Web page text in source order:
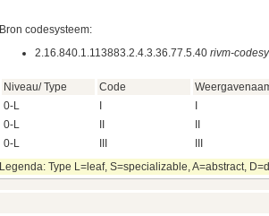
Bron codesysteem:
2.16.840.1.113883.2.4.3.36.77.5.40 rivm-
Niveau/ Type Code
0-L
0-L
0-L
Legenda: Type L=leaf, S=specializable, A=abstract,